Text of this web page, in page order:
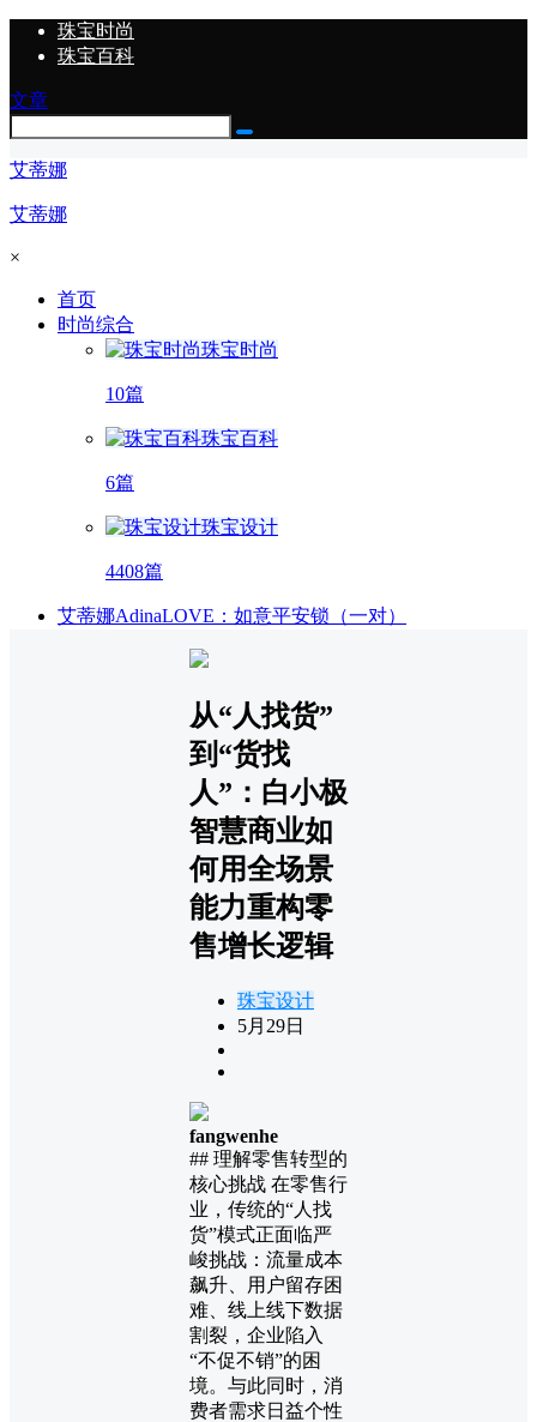
珠宝时尚
珠宝百科
文章
艾蒂娜
艾蒂娜
×
首页
时尚综合
珠宝时尚
10篇
珠宝百科
6篇
珠宝设计
4408篇
艾蒂娜AdinaLOVE：如意平安锁（一对）
从“人找货”
到“货找
人”：白小极
智慧商业如
何用全场景
能力重构零
售增长逻辑
珠宝设计
5月29日
fangwenhe
## 理解零售转型的
核心挑战 在零售行
业，传统的“人找
货”模式正面临严
峻挑战：流量成本
飙升、用户留存困
难、线上线下数据
割裂，企业陷入
“不促不销”的困
境。与此同时，消
费者需求日益个性